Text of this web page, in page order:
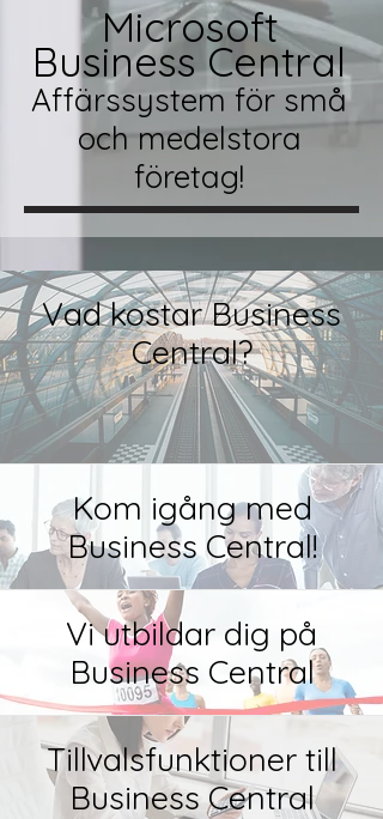
Microsoft
Business Central
Affärssystem för små
och medelstora
företag!
Vad kostar Business
Central?
Kom igång med
Business Central!
Vi utbildar dig på
Business Central
Tillvalsfunktioner till
Business Central